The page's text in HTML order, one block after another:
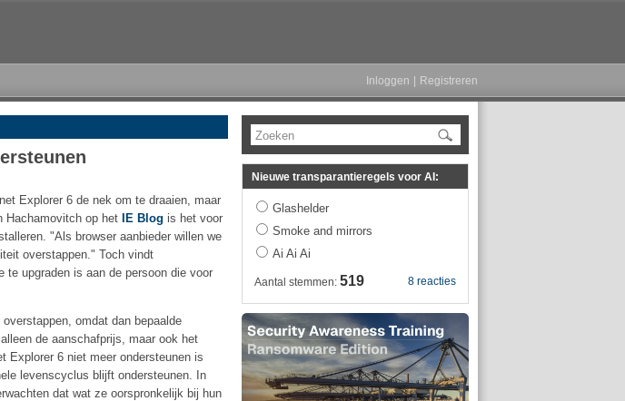
Inloggen Registreren
Explorer 6 de nek om te draaien, maar
Hachamovitch op het
IE Blog is het voor
"Als browser aanbieder willen we
overstappen." Toch vindt
upgraden is aan de persoon die voor
omdat dan bepaalde
de aanschafprijs, maar ook het
Explorer 6 niet meer ondersteunen is
levenscyclus blijft ondersteunen. In
dat wat ze oorspronkelijk bij hun
Zoeken
Nieuwe transparantieregels voor AI:
Glashelder
Smoke and mirrors
Ai Ai Ai
8 reacties
Aantal stemmen: 519